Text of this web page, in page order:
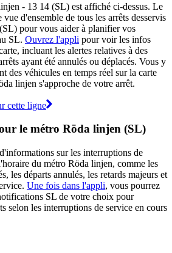
- 13 14 (SL) est affiché ci-dessus. Le
d'ensemble de tous les arrêts desservis
pour vous aider à planifier vos
SL. Ouvrez l'appli pour voir les infos
incluant les alertes relatives à des
ayant été annulés ou déplacés. Vous y
des véhicules en temps réel sur la carte
linjen s'approche de votre arrêt.
cette ligne
le métro Röda linjen (SL)
sur les interruptions de
du métro Röda linjen, comme les
les départs annulés, les retards majeurs et
Une fois dans l'appli, vous pourrez
SL de votre choix pour
selon les interruptions de service en cours